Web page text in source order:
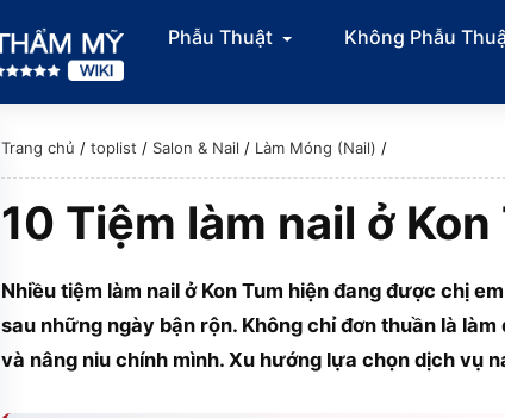
Phẫu Thuật Không Phẫu
Trang chủ / toplist / Salon & Nail / Làm Móng (Nail) /
10 Tiệm làm nail ở
Nhiều tiệm làm nail ở Kon Tum hiện đang được chị
sau những ngày bận rộn. Không chỉ đơn thuần là
và nâng niu chính mình. Xu hướng lựa chọn dịch vụ